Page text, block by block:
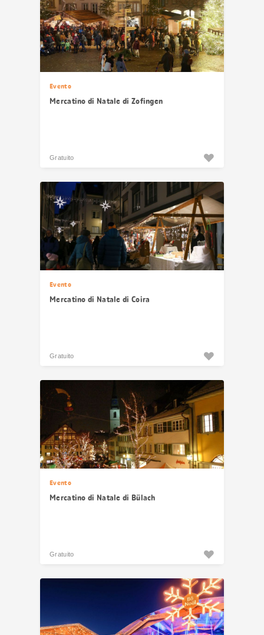
Evento
Mercatino di Natale di Zofingen
Gratuito
Evento
Mercatino di Natale di Coira
Gratuito
Evento
Mercatino di Natale di Bülach
Gratuito